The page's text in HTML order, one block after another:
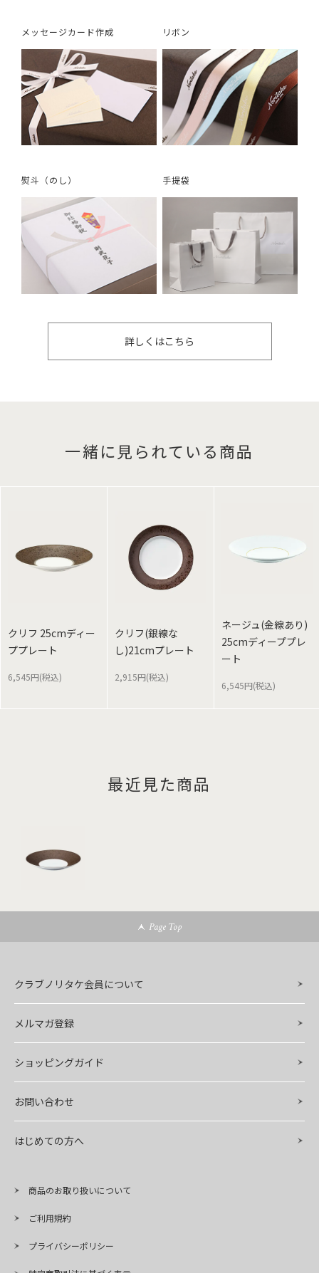
メッセージカード作成 リボン
熨斗（のし） 手提袋
詳しくはこちら
一緒に見られている商品
クリフ 25cmディー
ププレート
6,545円(税込)
クリフ(銀線な
し)21cmプレート
2,915円(税込)
ネージュ(金線あり)
25cmディーププレ
ート
6,545円(税込)
最近見た商品
Page Top
クラブノリタケ会員について
メルマガ登録
ショッピングガイド
お問い合わせ
はじめての方へ
商品のお取り扱いについて
ご利用規約
プライバシーポリシー